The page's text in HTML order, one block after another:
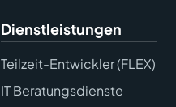
Dienstleistungen
Teilzeit-Entwickler (FLEX)
IT Beratungsdienste